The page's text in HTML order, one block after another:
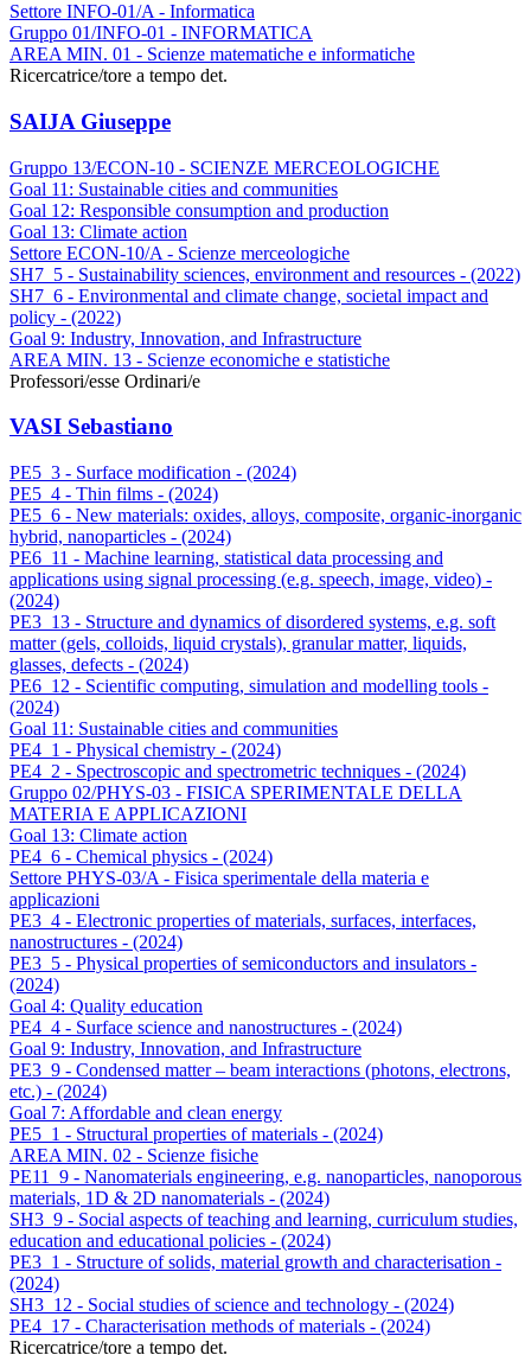
Settore INFO-01/A - Informatica
Gruppo 01/INFO-01 - INFORMATICA
AREA MIN. 01 - Scienze matematiche e informatiche
Ricercatrice/tore a tempo det.
SAIJA Giuseppe
Gruppo 13/ECON-10 - SCIENZE MERCEOLOGICHE
Goal 11: Sustainable cities and communities
Goal 12: Responsible consumption and production
Goal 13: Climate action
Settore ECON-10/A - Scienze merceologiche
SH7_5 - Sustainability sciences, environment and resources - (2022)
SH7_6 - Environmental and climate change, societal impact and
policy - (2022)
Goal 9: Industry, Innovation, and Infrastructure
AREA MIN. 13 - Scienze economiche e statistiche
Professori/esse Ordinari/e
VASI Sebastiano
PE5_3 - Surface modification - (2024)
PE5_4 - Thin films - (2024)
PE5_6 - New materials: oxides, alloys, composite, organic-inorganic
hybrid, nanoparticles - (2024)
PE6_11 - Machine learning, statistical data processing and
applications using signal processing (e.g. speech, image, video) -
(2024)
PE3_13 - Structure and dynamics of disordered systems, e.g. soft
matter (gels, colloids, liquid crystals), granular matter, liquids,
glasses, defects - (2024)
PE6_12 - Scientific computing, simulation and modelling tools -
(2024)
Goal 11: Sustainable cities and communities
PE4_1 - Physical chemistry - (2024)
PE4_2 - Spectroscopic and spectrometric techniques - (2024)
Gruppo 02/PHYS-03 - FISICA SPERIMENTALE DELLA
MATERIA E APPLICAZIONI
Goal 13: Climate action
PE4_6 - Chemical physics - (2024)
Settore PHYS-03/A - Fisica sperimentale della materia e
applicazioni
PE3_4 - Electronic properties of materials, surfaces, interfaces,
nanostructures - (2024)
PE3_5 - Physical properties of semiconductors and insulators -
(2024)
Goal 4: Quality education
PE4_4 - Surface science and nanostructures - (2024)
Goal 9: Industry, Innovation, and Infrastructure
PE3_9 - Condensed matter – beam interactions (photons, electrons,
etc.) - (2024)
Goal 7: Affordable and clean energy
PE5_1 - Structural properties of materials - (2024)
AREA MIN. 02 - Scienze fisiche
PE11_9 - Nanomaterials engineering, e.g. nanoparticles, nanoporous
materials, 1D & 2D nanomaterials - (2024)
SH3_9 - Social aspects of teaching and learning, curriculum studies,
education and educational policies - (2024)
PE3_1 - Structure of solids, material growth and characterisation -
(2024)
SH3_12 - Social studies of science and technology - (2024)
PE4_17 - Characterisation methods of materials - (2024)
Ricercatrice/tore a tempo det.